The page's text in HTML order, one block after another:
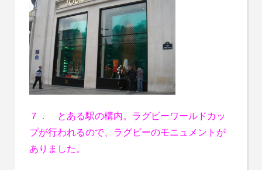
７． とある駅の構内。ラグビーワールドカッ
プが行われるので、ラグビーのモニュメントが
ありました。